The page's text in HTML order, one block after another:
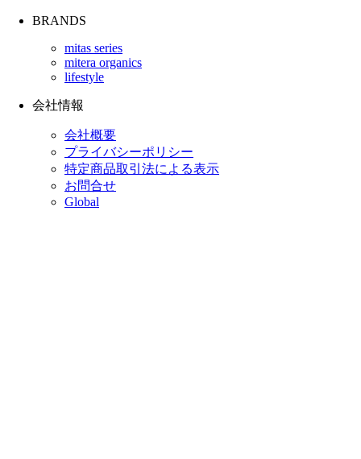
BRANDS
mitas series
mitera organics
lifestyle
会社情報
会社概要
プライバシーポリシー
特定商品取引法による表示
お問合せ
Global